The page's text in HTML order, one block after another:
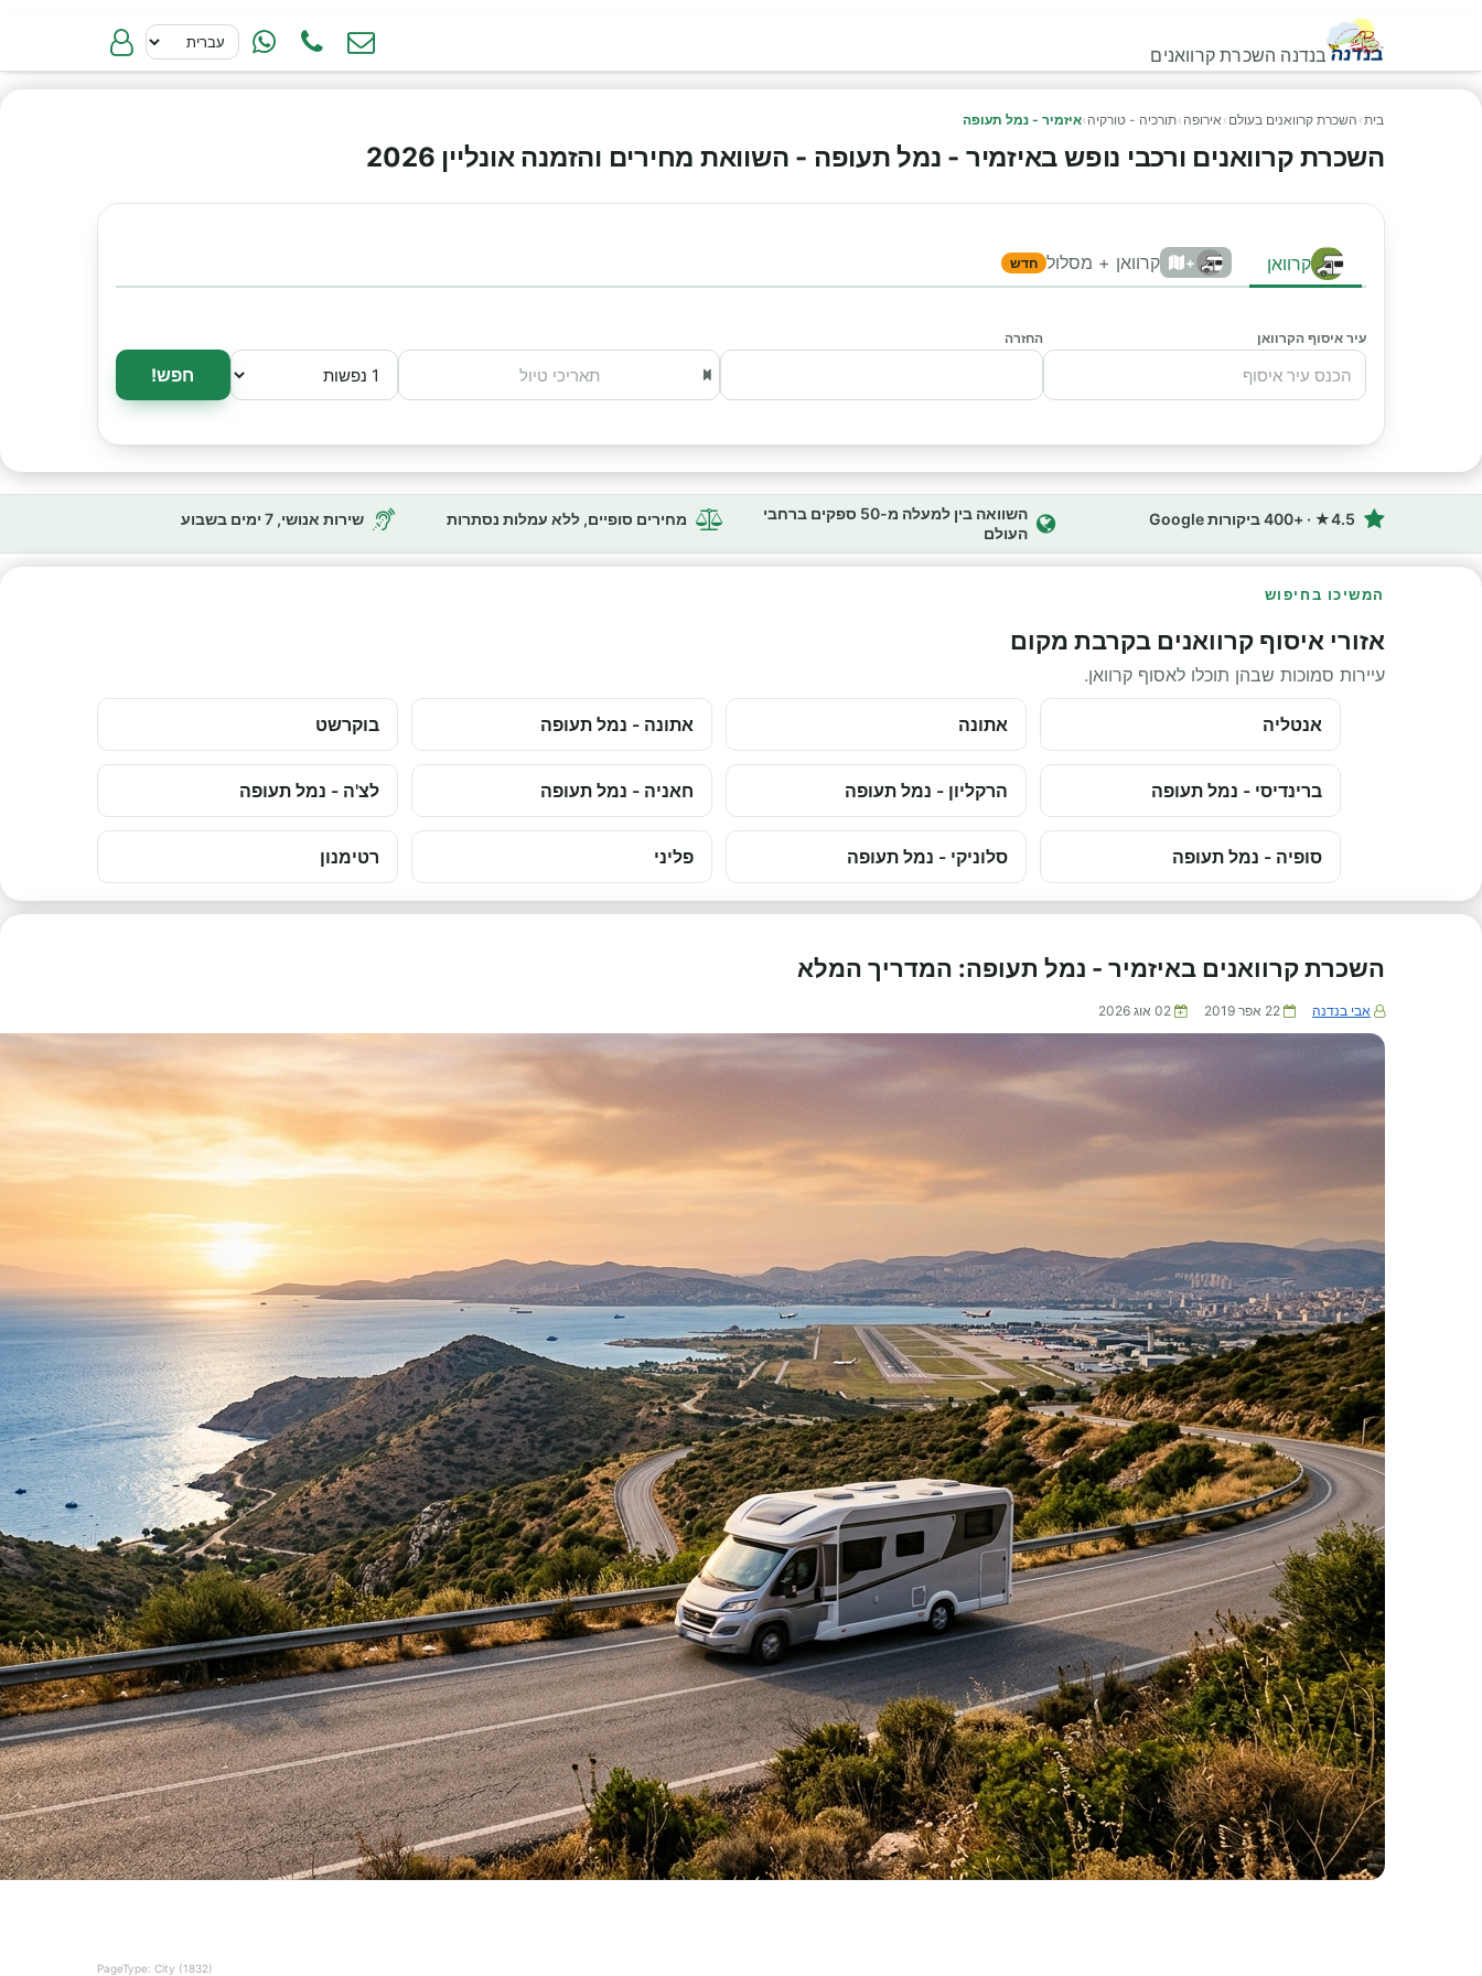
בנדנה השכרת קרוואנים
בית› השכרת קרוואנים בעולם › אירופה ›תורכיה - טורקיה ›איזמיר - נמל תעופה
השכרת קרוואנים ורכבי נופש באיזמיר - נמל תעופה - השוואת מחירים והזמנה אונליין 2026
קרוואן + קרוואן + מסלול חדש
עיר איסוף הקרוואן החזרה
חפש!
4.5★ · +400 ביקורות Google
השוואה בין למעלה מ-50 ספקים ברחבי
העולם
מחירים סופיים, ללא עמלות נסתרות שירות אנושי, 7 ימים בשבוע
המשיכו בחיפוש
אזורי איסוף קרוואנים בקרבת מקום
עיירות סמוכות שבהן תוכלו לאסוף קרוואן.
אנטליה אתונה אתונה - נמל תעופה בוקרשט
ברינדיסי - נמל תעופה הרקליון - נמל תעופה חאניה - נמל תעופה לצ'ה - נמל תעופה
סופיה - נמל תעופה סלוניקי - נמל תעופה פליני רטימנון
השכרת קרוואנים באיזמיר - נמל תעופה: המדריך המלא
אבי בנדנה 22 אפר 2019 02 אוג 2026
PageType: City (1832)